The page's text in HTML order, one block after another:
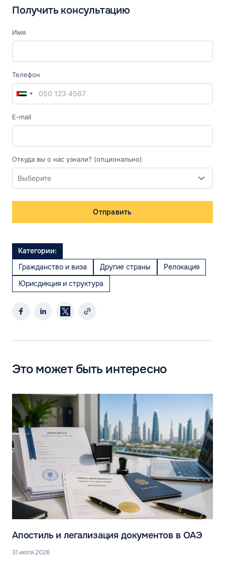
Получить консультацию
Имя
Телефон
E-mail
Откуда вы о нас узнали? (опционально)
Отправить
Категории:
Гражданство и виза
Другие страны
Релокация
Юрисдикция и структура
Это может быть интересно
Апостиль и легализация документов в ОАЭ
31 июля 2026